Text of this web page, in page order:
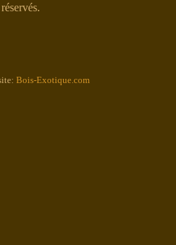
Bois-Exotique.com